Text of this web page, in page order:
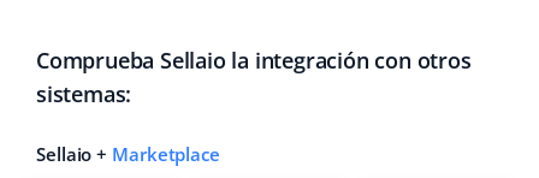
Comprueba Sellaio la integración con otros
sistemas:
Sellaio + Marketplace